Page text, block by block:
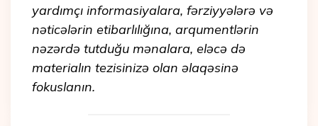
yardımçı informasiyalara, fərziyyələrə və
nəticələrin etibarlılığına, arqumentlərin
nəzərdə tutduğu mənalara, eləcə də
materialın tezisinizə olan əlaqəsinə
fokuslanın.